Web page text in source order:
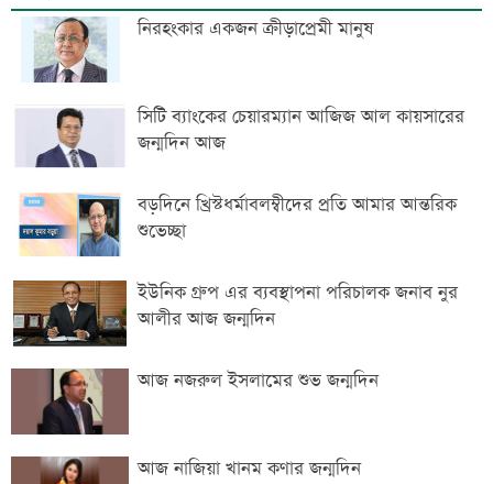
নিরহংকার একজন ক্রীড়াপ্রেমী মানুষ
সিটি ব্যাংকের চেয়ারম্যান আজিজ আল কায়সারের
জন্মদিন আজ
বড়দিনে খ্রিস্টধর্মাবলম্বীদের প্রতি আমার আন্তরিক
শুভেচ্ছা
ইউনিক গ্রুপ এর ব্যবস্থাপনা পরিচালক জনাব নুর
আলীর আজ জন্মদিন
আজ নজরুল ইসলামের শুভ জন্মদিন
আজ নাজিয়া খানম কণার জন্মদিন